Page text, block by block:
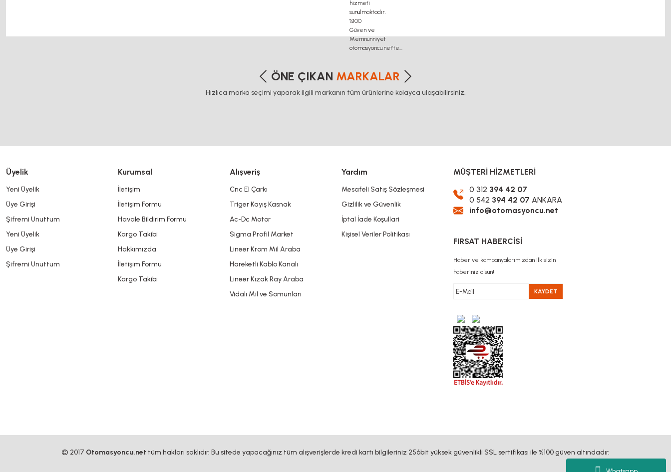
Bu ürünün fiyat bilgisi, resim, ürün açıklamalarında ve diğer konularda yetersiz gördüğünüz noktaları öneri formunu kullanarak tarafımıza iletebilirsiniz.
ÖNE ÇIKAN MARKALAR
Hızlıca marka seçimi yaparak ilgili markanın tüm ürünlerine kolayca ulaşabilirsiniz.
Üyelik
Yeni Üyelik
Üye Girişi
Şifremi Unuttum
Yeni Üyelik
Üye Girişi
Şifremi Unuttum
Kurumsal
İletişim
İletişim Formu
Havale Bildirim Formu
Kargo Takibi
Hakkımızda
İletişim Formu
Kargo Takibi
Alışveriş
Cnc El Çarkı
Triger Kayış Kasnak
Ac-Dc Motor
Sigma Profil Market
Lineer Krom Mil Araba
Hareketli Kablo Kanalı
Lineer Kızak Ray Araba
Vidalı Mil ve Somunları
Yardım
Mesafeli Satış Sözleşmesi
Gizlilik ve Güvenlik
İptal İade Koşullari
Kişisel Veriler Politikası
MÜŞTERİ HİZMETLERİ
0 312 394 42 07
0 542 394 42 07 ANKARA
info@otomasyoncu.net
FIRSAT HABERCİSİ
Haber ve kampanyalarımızdan ilk sizin
haberiniz olsun!
KAYDET
© 2017 Otomasyoncu.net tüm hakları saklıdır. Bu sitede yapacağınız tüm alışverişlerde kredi kartı bilgileriniz 256bit yüksek güvenlikli SSL sertifikası ile %100 güven altındadır.